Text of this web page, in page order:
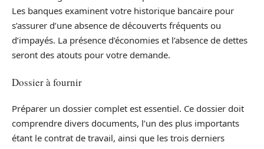
Les banques examinent votre historique bancaire pour
s’assurer d’une absence de découverts fréquents ou
d’impayés. La présence d’économies et l’absence de dettes
seront des atouts pour votre demande.
Dossier à fournir
Préparer un dossier complet est essentiel. Ce dossier doit
comprendre divers documents, l’un des plus importants
étant le contrat de travail, ainsi que les trois derniers